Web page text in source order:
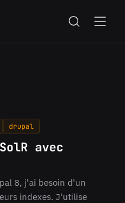
drupal
avec
8, j'ai besoin d'un
indexes. J'utilise